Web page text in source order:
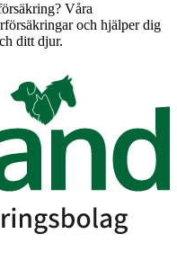
Våra
och hjälper dig
ditt djur.